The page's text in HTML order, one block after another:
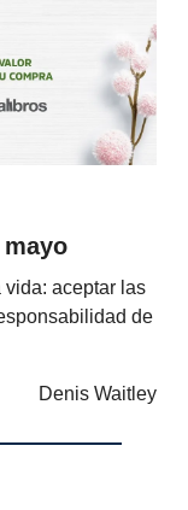
aceptar las
de
Denis Waitley